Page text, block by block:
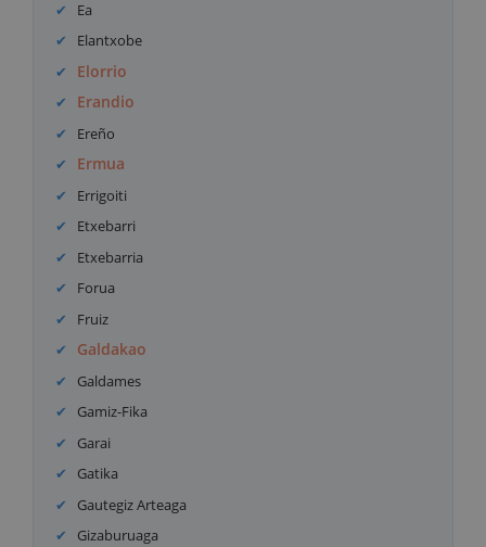
Ea
Elantxobe
Elorrio
Erandio
Ereño
Ermua
Errigoiti
Etxebarri
Etxebarria
Forua
Fruiz
Galdakao
Galdames
Gamiz-Fika
Garai
Gatika
Gautegiz Arteaga
Gizaburuaga